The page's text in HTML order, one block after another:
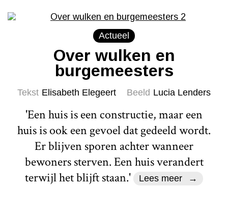
Actueel
Over wulken en
burgemeesters
Tekst Elisabeth Elegeert Beeld Lucia Lenders
'Een huis is een constructie, maar een
huis is ook een gevoel dat gedeeld wordt.
Er blijven sporen achter wanneer
bewoners sterven. Een huis verandert
terwijl het blijft staan.'
Lees meer